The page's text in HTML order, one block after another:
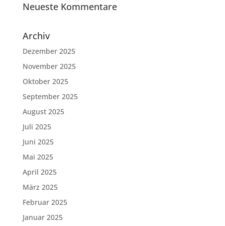
Neueste Kommentare
Archiv
Dezember 2025
November 2025
Oktober 2025
September 2025
August 2025
Juli 2025
Juni 2025
Mai 2025
April 2025
März 2025
Februar 2025
Januar 2025